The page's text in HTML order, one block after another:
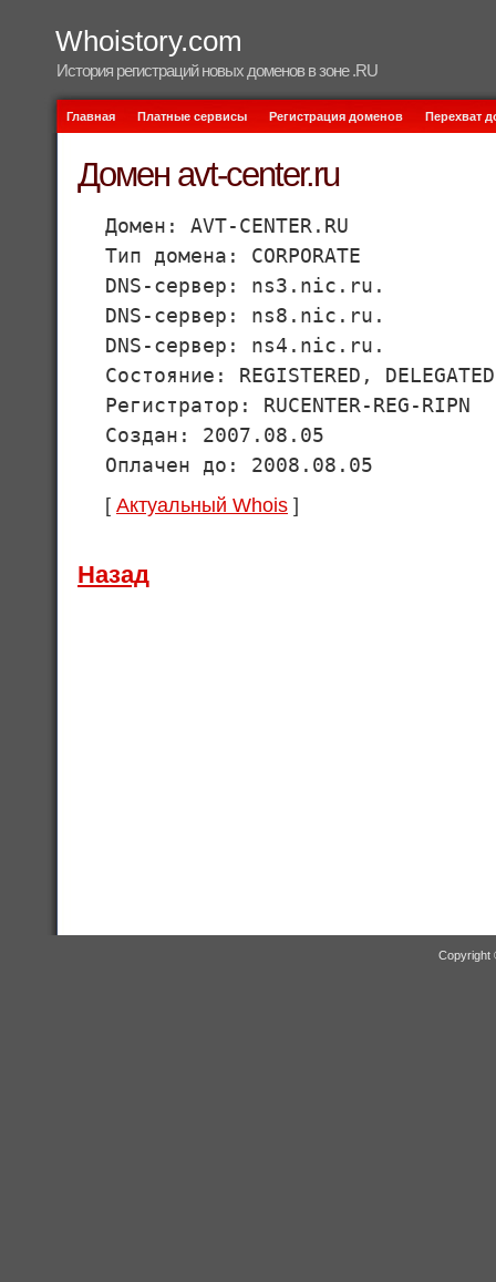
Whoistory.com
История регистраций новых доменов в зоне .RU
Главная Платные сервисы Регистрация доменов Перехват
Домен avt-center.ru
Домен: AVT-CENTER.RU
Тип домена: CORPORATE
DNS-сервер: ns3.nic.ru.
DNS-сервер: ns8.nic.ru.
DNS-сервер: ns4.nic.ru.
Состояние: REGISTERED, DELEGATED
Регистратор: RUCENTER-REG-RIPN
Создан: 2007.08.05
Оплачен до: 2008.08.05
[ Актуальный Whois ]
Назад
Copyright